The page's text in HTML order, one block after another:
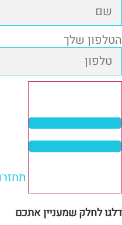
הטלפון שלך
דלגו לחלק שמעניין אתכם